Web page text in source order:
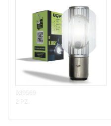
939569
2 PZ.